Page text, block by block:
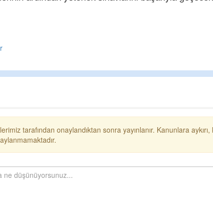
tarafından onaylandıktan sonra yayınlanır. Kanunlara